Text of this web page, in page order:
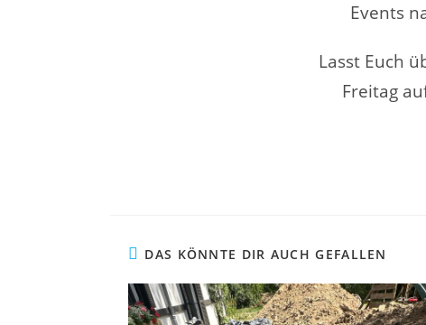
Events
Lasst Euch
Freitag
DAS KÖNNTE DIR AUCH GEFALLEN